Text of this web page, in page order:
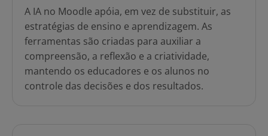
A IA no Moodle apóia, em vez de substituir, as
estratégias de ensino e aprendizagem. As
ferramentas são criadas para auxiliar a
compreensão, a reflexão e a criatividade,
mantendo os educadores e os alunos no
controle das decisões e dos resultados.